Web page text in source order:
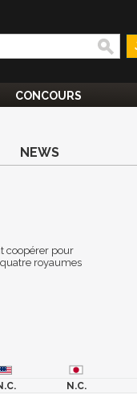
CONCOURS
NEWS
coopérer pour
royaumes
N.C.